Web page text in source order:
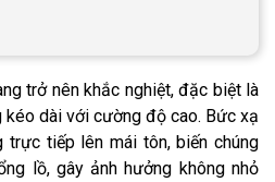
trở nên khắc nghiệt, đặc biệt là
kéo dài với cường độ cao. Bức xạ
tiếp lên mái tôn, biến chúng
lồ, gây ảnh hưởng không nhỏ